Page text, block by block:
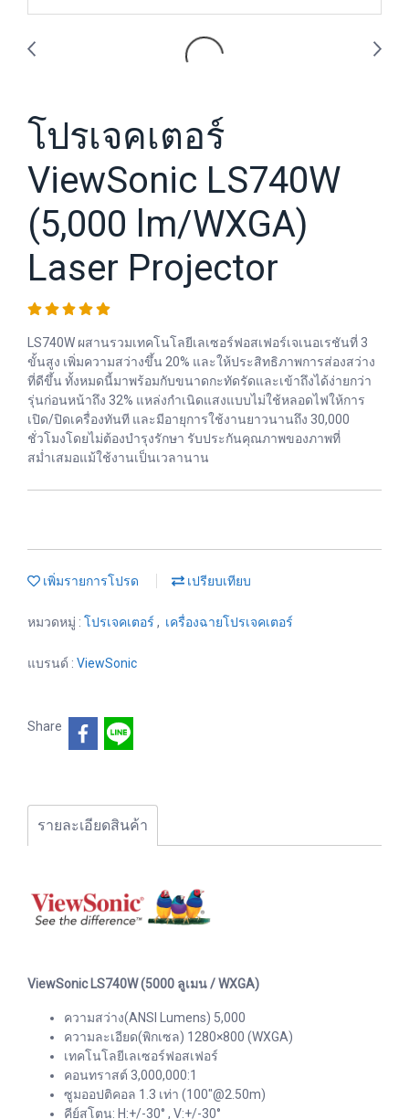
โปรเจคเตอร์
ViewSonic LS740W
(5,000 lm/WXGA)
Laser Projector
LS740W ผสานรวมเทคโนโลยีเลเซอร์ฟอสเฟอร์เจเนอเรชันที่ 3
ขั้นสูง เพิ่มความสว่างขึ้น 20% และให้ประสิทธิภาพการส่องสว่าง
ที่ดีขึ้น ทั้งหมดนี้มาพร้อมกับขนาดกะทัดรัดและเข้าถึงได้ง่ายกว่า
รุ่นก่อนหน้าถึง 32% แหล่งกำเนิดแสงแบบไม่ใช้หลอดไฟให้การ
เปิด/ปิดเครื่องทันที และมีอายุการใช้งานยาวนานถึง 30,000
ชั่วโมงโดยไม่ต้องบำรุงรักษา รับประกันคุณภาพของภาพที่
สม่ำเสมอแม้ใช้งานเป็นเวลานาน
เพิ่มรายการโปรด เปรียบเทียบ
หมวดหมู่ : โปรเจคเตอร์ , เครื่องฉายโปรเจคเตอร์
แบรนด์ : ViewSonic
Share
รายละเอียดสินค้า
ViewSonic LS740W (5000 ลูเมน / WXGA)
ความสว่าง(ANSI Lumens) 5,000
ความละเอียด(พิกเซล) 1280×800 (WXGA)
เทคโนโลยีเลเซอร์ฟอสเฟอร์
คอนทราสต์ 3,000,000:1
ซูมออปติคอล 1.3 เท่า (100″@2.50m)
คีย์สโตน: H:+/-30° , V:+/-30°